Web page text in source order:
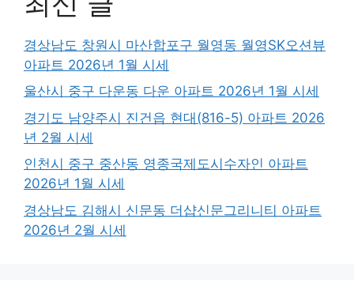
경상남도 창원시 마산합포구 월영동 월영SK오션뷰
아파트 2026년 1월 시세
울산시 중구 다운동 다운 아파트 2026년 1월 시세
경기도 남양주시 진건읍 현대(816-5) 아파트 2026
년 2월 시세
인천시 중구 중산동 영종국제도시수자인 아파트
2026년 1월 시세
경상남도 김해시 신문동 더샵신문그리니티 아파트
2026년 2월 시세